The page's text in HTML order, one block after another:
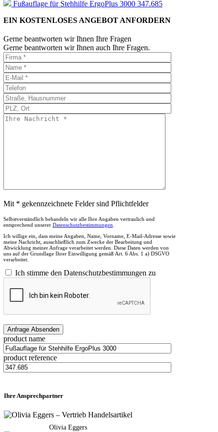
Fußauflage für Stehhilfe ErgoPlus 3000 347.685
EIN KOSTENLOSES ANGEBOT ANFORDERN
Gerne beantworten wir Ihnen Ihre Fragen
Gerne beantworten wir Ihnen auch Ihre Fragen.
Mit * gekennzeichnete Felder sind Pflichtfelder
Selbstverständlich behandeln wir alle Ihre Angaben vertraulich und
entsprechend unserer Datenschutzbestimmungen
Ich willige ein, dass meine Angaben, Name, Vorname, E-Mail-Adresse sowie
meine Nachricht, ausschließlich zum Zwecke der Bearbeitung und
Abwicklung meiner Anfrage verarbeitet werden. Diese Daten werden von
uns auf der Grundlage Ihrer Einwilligung gemäß Art. 6 Abs. 1 a) DSGVO
verarbeitet.
Ich stimme den Datenschutzbestimmungen zu
product name
product reference
Ihre Ansprechpartner
Olivia Eggers